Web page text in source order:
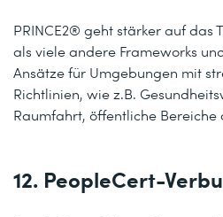
PRINCE2® geht stärker auf das
als viele andere Frameworks
Ansätze für Umgebungen mit
Richtlinien, wie z.B.
Raumfahrt, öffentliche Bereiche
12. PeopleCert-